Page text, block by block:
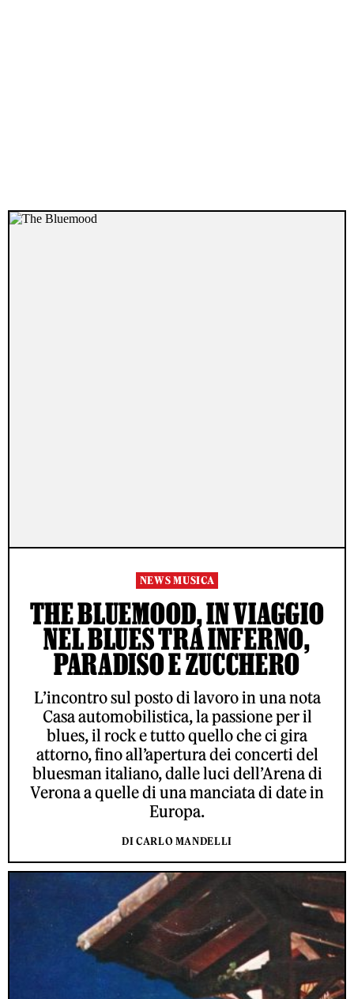
NEWS MUSICA
THE BLUEMOOD, IN VIAGGIO
NEL BLUES TRA INFERNO,
PARADISO E ZUCCHERO
L’incontro sul posto di lavoro in una nota
Casa automobilistica, la passione per il
blues, il rock e tutto quello che ci gira
attorno, fino all’apertura dei concerti del
bluesman italiano, dalle luci dell’Arena di
Verona a quelle di una manciata di date in
Europa.
DI CARLO MANDELLI